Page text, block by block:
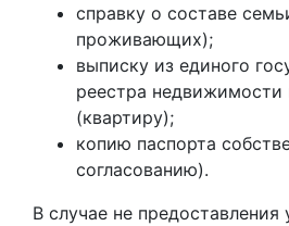
справку о составе
проживающих);
выписку из единого
реестра
(квартиру);
копию паспорта
согласованию).
В случае не предоставления